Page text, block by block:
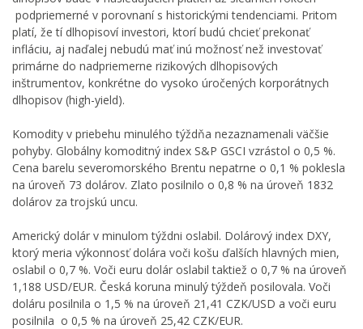
podpriemerné v porovnaní s historickými tendenciami. Pritom
platí, že tí dlhopisoví investori, ktorí budú chcieť prekonať
infláciu, aj naďalej nebudú mať inú možnosť než investovať
primárne do nadpriemerne rizikových dlhopisových
inštrumentov, konkrétne do vysoko úročených korporátnych
dlhopisov (high-yield).
Komodity v priebehu minulého týždňa nezaznamenali väčšie
pohyby. Globálny komoditný index S&P GSCI vzrástol o 0,5 %.
Cena barelu severomorského Brentu nepatrne o 0,1 % poklesla
na úroveň 73 dolárov. Zlato posilnilo o 0,8 % na úroveň 1832
dolárov za trojskú uncu.
Americký dolár v minulom týždni oslabil. Dolárový index DXY,
ktorý meria výkonnosť dolára voči košu ďalších hlavných mien,
oslabil o 0,7 %. Voči euru dolár oslabil taktiež o 0,7 % na úroveň
1,188 USD/EUR. Česká koruna minulý týždeň posilovala. Voči
doláru posilnila o 1,5 % na úroveň 21,41 CZK/USD a voči euru
posilnila o 0,5 % na úroveň 25,42 CZK/EUR.